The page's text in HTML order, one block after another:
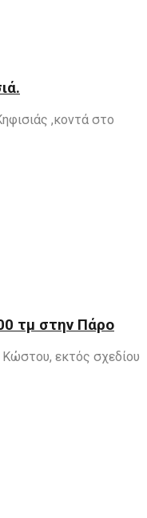
,κοντά στο
τμ στην Πάρο
εκτός σχεδίου